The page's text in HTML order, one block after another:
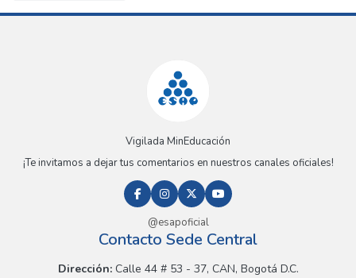
Vigilada MinEducación
¡Te invitamos a dejar tus comentarios en nuestros canales oficiales!
@esapoficial
Contacto Sede Central
Dirección:Calle 44 # 53 - 37, CAN, Bogotá D.C.